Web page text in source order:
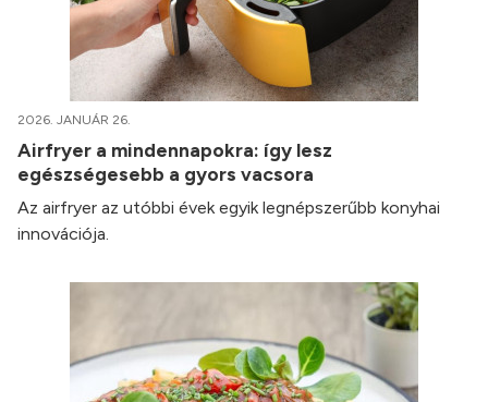
2026. JANUÁR 26.
Airfryer a mindennapokra: így lesz
egészségesebb a gyors vacsora
Az airfryer az utóbbi évek egyik legnépszerűbb konyhai
innovációja.